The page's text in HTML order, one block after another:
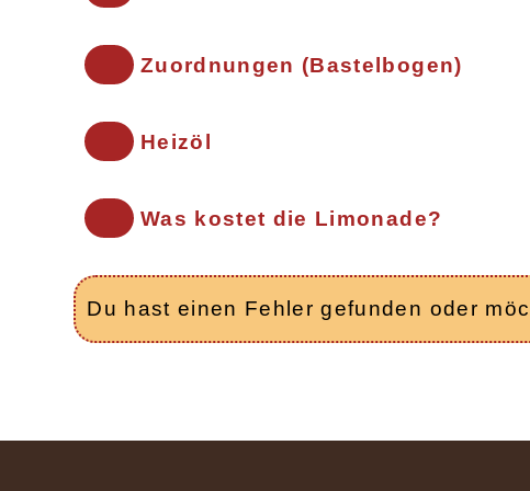
Zuordnungen (Bastelbogen)
Heizöl
Was kostet die Limonade?
Du hast einen Fehler gefunden oder